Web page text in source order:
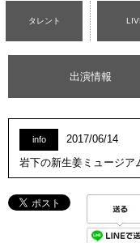
タレント
出演情報
info
2017/06/14
岩下の新生姜ミュージア